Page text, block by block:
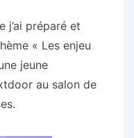
j’ai préparé et
« Les enjeu
jeune
au salon de